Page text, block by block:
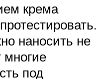
крема
наносить не
многие
под